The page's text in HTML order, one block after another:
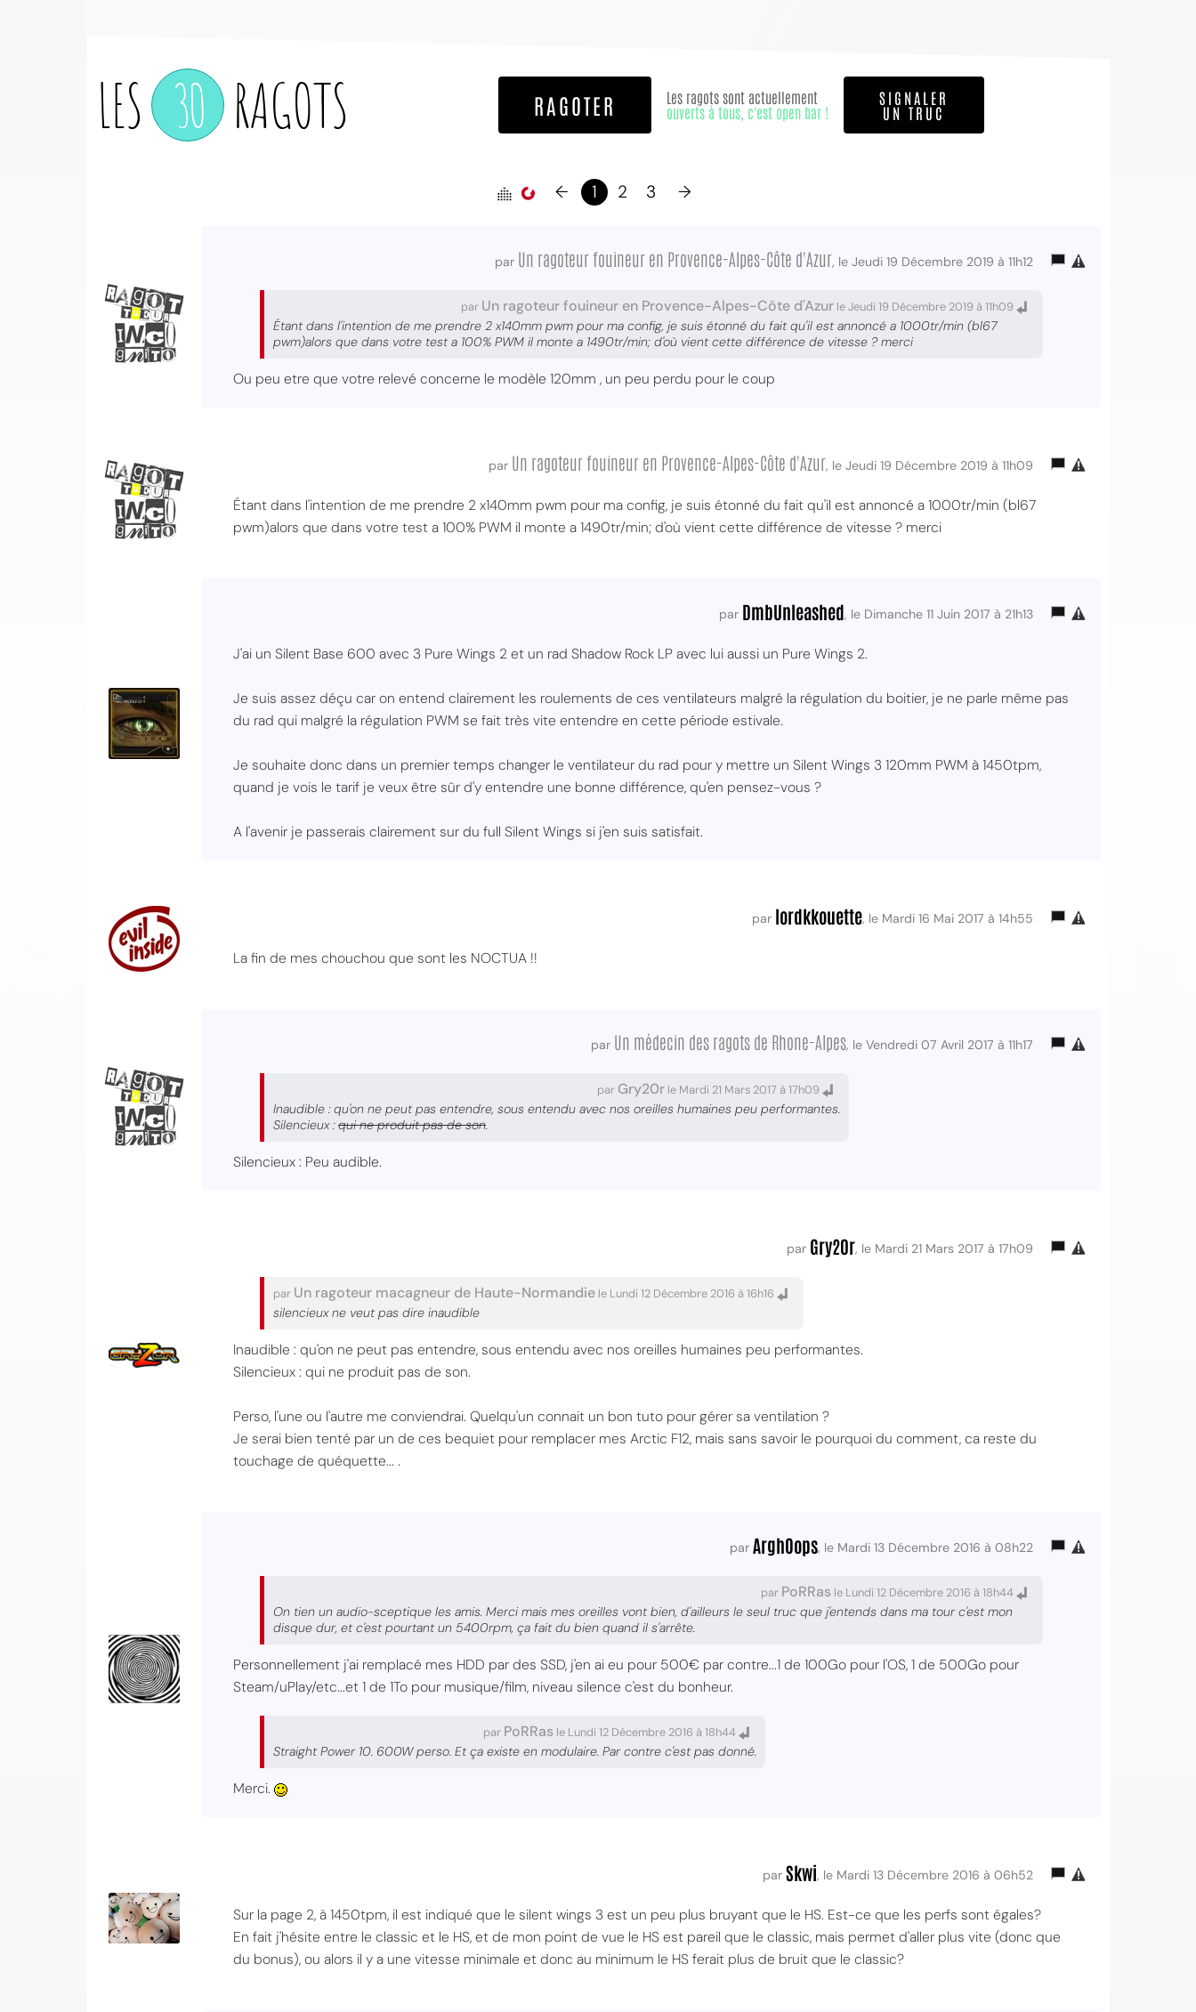
LES 30 RAGOTS RAGOTER
Les ragots sont actuellement
ouverts à tous, c'est open bar !
SIGNALER
UN TRUC
← 1 2 3 →
par Un ragoteur fouineur en Provence-Alpes-Côte d'Azur, le Jeudi 19 Décembre 2019 à 11h12
par Un ragoteur fouineur en Provence-Alpes-Côte d'Azur le Jeudi 19 Décembre 2019 à 11h09
Étant dans l'intention de me prendre 2 x140mm pwm pour ma config, je suis étonné du fait qu'il est annoncé a 1000tr/min (bl67
pwm)alors que dans votre test a 100% PWM il monte a 1490tr/min; d'où vient cette différence de vitesse ? merci
Ou peu etre que votre relevé concerne le modèle 120mm , un peu perdu pour le coup
par Un ragoteur fouineur en Provence-Alpes-Côte d'Azur, le Jeudi 19 Décembre 2019 à 11h09
Étant dans l'intention de me prendre 2 x140mm pwm pour ma config, je suis étonné du fait qu'il est annoncé a 1000tr/min (bl67
pwm)alors que dans votre test a 100% PWM il monte a 1490tr/min; d'où vient cette différence de vitesse ? merci
par DmbUnleashed, le Dimanche 11 Juin 2017 à 21h13
J'ai un Silent Base 600 avec 3 Pure Wings 2 et un rad Shadow Rock LP avec lui aussi un Pure Wings 2.
Je suis assez déçu car on entend clairement les roulements de ces ventilateurs malgré la régulation du boitier, je ne parle même pas
du rad qui malgré la régulation PWM se fait très vite entendre en cette période estivale.
Je souhaite donc dans un premier temps changer le ventilateur du rad pour y mettre un Silent Wings 3 120mm PWM à 1450tpm,
quand je vois le tarif je veux être sûr d'y entendre une bonne différence, qu'en pensez-vous ?
A l'avenir je passerais clairement sur du full Silent Wings si j'en suis satisfait.
par lordkkouette, le Mardi 16 Mai 2017 à 14h55
La fin de mes chouchou que sont les NOCTUA !!
par Un médecin des ragots de Rhone-Alpes, le Vendredi 07 Avril 2017 à 11h17
par Gry20r le Mardi 21 Mars 2017 à 17h09
Inaudible : qu'on ne peut pas entendre, sous entendu avec nos oreilles humaines peu performantes.
Silencieux :qui ne produit pas de son.
Silencieux : Peu audible.
par Gry20r, le Mardi 21 Mars 2017 à 17h09
par Un ragoteur macagneur de Haute-Normandie le Lundi 12 Décembre 2016 à 16h16
silencieux ne veut pas dire inaudible
Inaudible : qu'on ne peut pas entendre, sous entendu avec nos oreilles humaines peu performantes.
Silencieux : qui ne produit pas de son.
Perso, l'une ou l'autre me conviendrai. Quelqu'un connait un bon tuto pour gérer sa ventilation ?
Je serai bien tenté par un de ces bequiet pour remplacer mes Arctic F12, mais sans savoir le pourquoi du comment, ca reste du
touchage de quéquette... .
par ArghOops, le Mardi 13 Décembre 2016 à 08h22
par PoRRas le Lundi 12 Décembre 2016 à 18h44
On tien un audio-sceptique les amis. Merci mais mes oreilles vont bien, d'ailleurs le seul truc que j'entends dans ma tour c'est mon
disque dur, et c'est pourtant un 5400rpm, ça fait du bien quand il s'arrête.
Personnellement j'ai remplacé mes HDD par des SSD, j'en ai eu pour 500€ par contre...1 de 100Go pour l'OS, 1 de 500Go pour
Steam/uPlay/etc...et 1 de 1To pour musique/film, niveau silence c'est du bonheur.
par PoRRas le Lundi 12 Décembre 2016 à 18h44
Straight Power 10. 600W perso. Et ça existe en modulaire. Par contre c'est pas donné.
Merci.
par Skwi, le Mardi 13 Décembre 2016 à 06h52
Sur la page 2, à 1450tpm, il est indiqué que le silent wings 3 est un peu plus bruyant que le HS. Est-ce que les perfs sont égales?
En fait j'hésite entre le classic et le HS, et de mon point de vue le HS est pareil que le classic, mais permet d'aller plus vite (donc que
du bonus), ou alors il y a une vitesse minimale et donc au minimum le HS ferait plus de bruit que le classic?